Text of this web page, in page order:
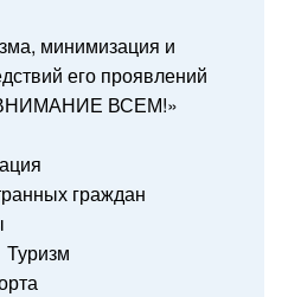
минимизация и
его проявлений
ВСЕМ!»
граждан
Туризм